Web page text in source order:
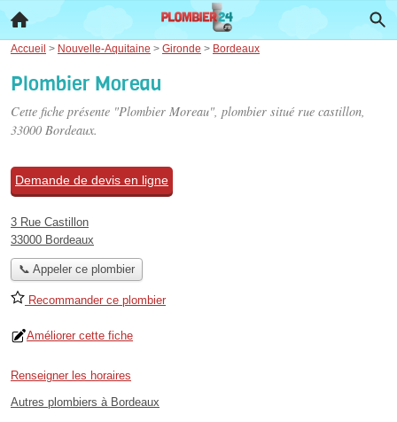
Accueil > Nouvelle-Aquitaine > Gironde > Bordeaux
Plombier Moreau
Cette fiche présente "Plombier Moreau", plombier situé rue castillon,
33000 Bordeaux.
Demande de devis en ligne
3 Rue Castillon
33000 Bordeaux
📞 Appeler ce plombier
Recommander ce plombier
Améliorer cette fiche
Renseigner les horaires
Autres plombiers à Bordeaux